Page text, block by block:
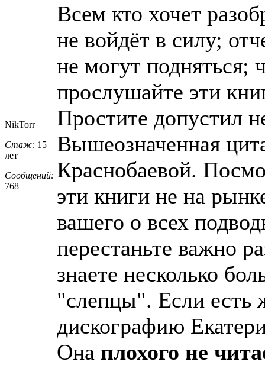
NikTorr
Стаж: 15
лет
Сообщений:
768
Всем кто хочет
не войдёт в силу;
не могут подняться;
прослушайте эти
Простите допустил
Вышеозначенная
Краснобаевой.
эти книги не на
вашего о всех
перестаньте важно
знаете несколько
"слепцы". Если есть
дискографию
Она плохого не